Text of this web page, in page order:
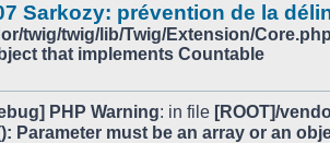
Sarkozy: prévention de la
twig/twig/lib/Twig/Extension/
that implements Countable
PHP Warning: in file [ROOT]/
Parameter must be an array or an